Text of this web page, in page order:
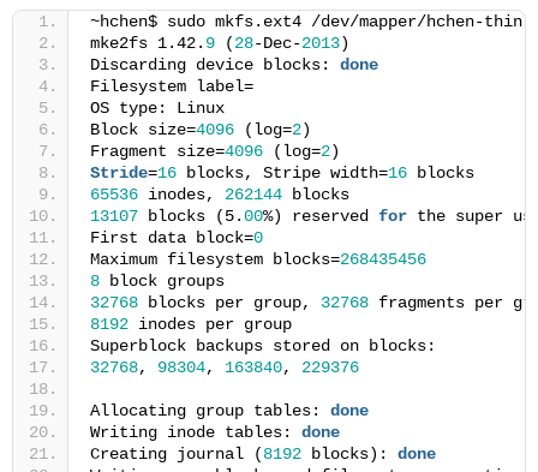
~hchen$ sudo mkfs.ext4 /dev/mapper/hchen-thin-
mke2fs 1.42. 9 (28-Dec-2013)
Discarding device blocks: done
Filesystem label=
OS type: Linux
Block size=4096 (log=2)
Fragment size=4096 (log=2)
Stride=16 blocks, Stripe width=16 blocks
65536 inodes, 262144 blocks
13107 blocks (5.00%) reserved for the super
First data block=0
Maximum filesystem blocks=268435456
8 block groups
32768 blocks per group, 32768 fragments per
8192 inodes per group
Superblock backups stored on blocks:
32768, 98304, 163840, 229376
Allocating group tables: done
Writing inode tables: done
Creating journal (8192 blocks): done